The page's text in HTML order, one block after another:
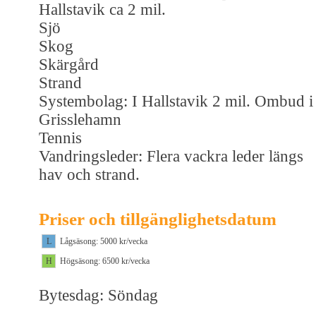
Hallstavik ca 2 mil.
Sjö
Skog
Skärgård
Strand
Systembolag: I Hallstavik 2 mil. Ombud i
Grisslehamn
Tennis
Vandringsleder: Flera vackra leder längs
hav och strand.
Priser och tillgänglighetsdatum
L
Lågsäsong: 5000 kr/vecka
H
Högsäsong: 6500 kr/vecka
Bytesdag: Söndag